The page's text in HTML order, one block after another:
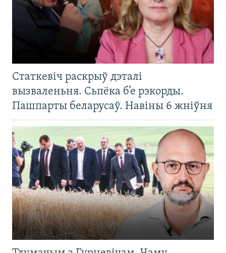
Статкевіч раскрыў дэталі
вызваленьня. Сьпёка б’е рэкорды.
Пашпарты беларусаў. Навіны 6 жніўня